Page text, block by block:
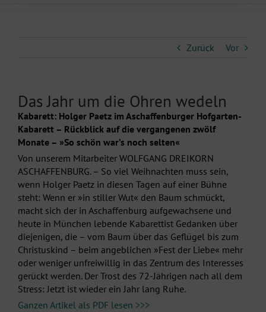
Zurück Vor
Das Jahr um die Ohren wedeln
Kabarett: Holger Paetz im Aschaffenburger Hofgarten-
Kabarett – Rückblick auf die vergangenen zwölf
Monate – »So schön war’s noch selten«
Von unserem Mitarbeiter WOLFGANG DREIKORN
ASCHAFFENBURG. – So viel Weihnachten muss sein,
wenn Holger Paetz in diesen Tagen auf einer Bühne
steht: Wenn er »in stiller Wut« den Baum schmückt,
macht sich der in Aschaffenburg aufgewachsene und
heute in München lebende Kabarettist Gedanken über
diejenigen, die – vom Baum über das Geflügel bis zum
Christuskind – beim angeblichen »Fest der Liebe« mehr
oder weniger unfreiwillig in das Zentrum des Interesses
gerückt werden. Der Trost des 72-Jährigen nach all dem
Stress: Jetzt ist wieder ein Jahr lang Ruhe.
Ganzen Artikel als PDF lesen >>>